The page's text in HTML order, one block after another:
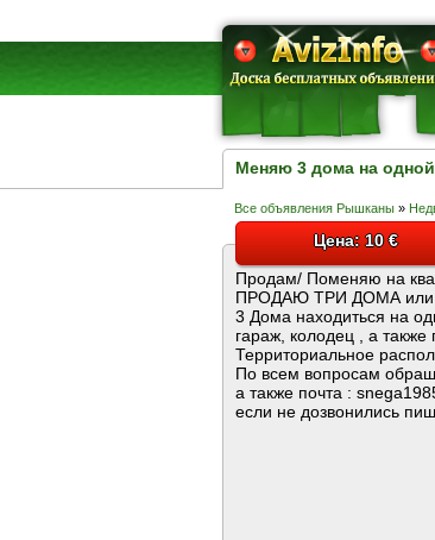
Меняю 3 дома на
Все объявления Рышканы »
Цена: 10 €
Продам/ Поменяю на
ПРОДАЮ ТРИ ДОМА
3 Дома находиться на
гараж, колодец , а также
Территориальное
По всем вопросам
а также почта :
если не дозвонились